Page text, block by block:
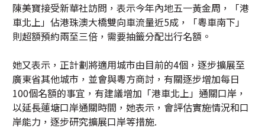
陳美寶接受新華社訪問，表示今年內地五一黃金周，「港
車北上」佔港珠澳大橋雙向車流量近5成，「粵車南下」
則超額預約兩至三倍，需要抽籤分配出行名額。
她又表示，正計劃將適用城市由目前的4個，逐步擴展至
廣東省其他城市，並會與粵方商討，有關逐步增加每日
100個名額的事宜，有建議增加「港車北上」通關口岸，
以延長蓮塘口岸通關時間，她表示，會評估實施情況和口
岸能力，逐步研究擴展口岸等措施.